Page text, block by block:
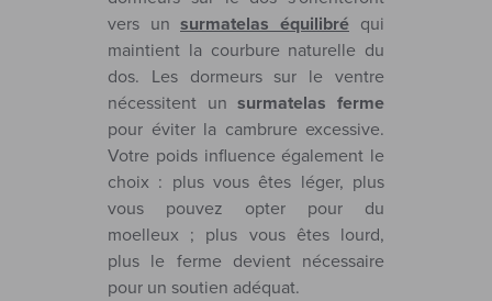
vers un surmatelas équilibré qui
maintient la courbure naturelle du
dos. Les dormeurs sur le ventre
nécessitent un surmatelas ferme
pour éviter la cambrure excessive.
Votre poids influence également le
choix : plus vous êtes léger, plus
vous pouvez opter pour du
moelleux ; plus vous êtes lourd,
plus le ferme devient nécessaire
pour un soutien adéquat.